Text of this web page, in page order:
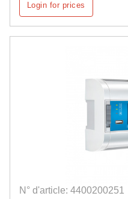
Login for prices
N° d'article: 4400200251